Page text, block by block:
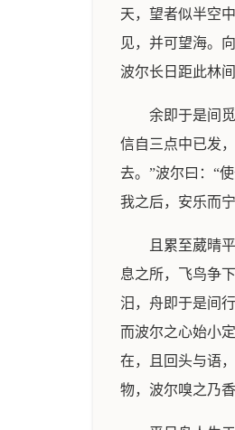
天，望者似半空
见，并可望海。
波尔长日距此林
余即于是间
信自三点中已发
去。”波尔曰：“
我之后，安乐而
且累至葳晴
息之所，飞鸟争
汨，舟即于是间
而波尔之心始小
在，且回头与语
物，波尔嗅之乃